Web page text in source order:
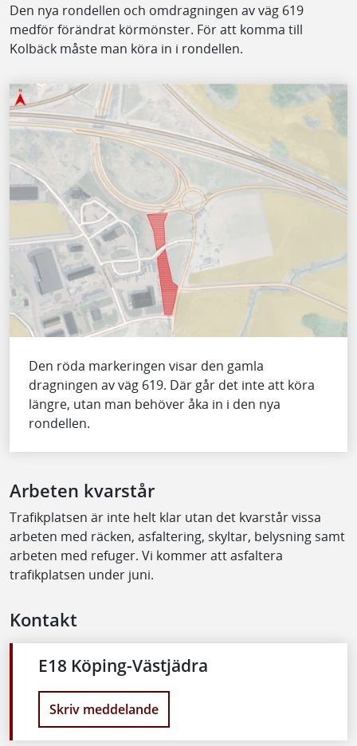
Den nya rondellen och omdragningen av väg 619
medför förändrat körmönster. För att komma till
Kolbäck måste man köra in i rondellen.
Den röda markeringen visar den gamla
dragningen av väg 619. Där går det inte att köra
längre, utan man behöver åka in i den nya
rondellen.
Arbeten kvarstår
Trafikplatsen är inte helt klar utan det kvarstår vissa
arbeten med räcken, asfaltering, skyltar, belysning samt
arbeten med refuger. Vi kommer att asfaltera
trafikplatsen under juni.
Kontakt
E18 Köping-Västjädra
Skriv meddelande